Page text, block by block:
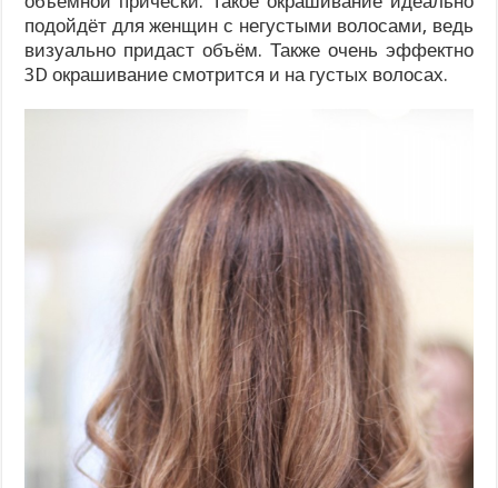
подойдёт для женщин с негустыми волосами, ведь
визуально придаст объём. Также очень эффектно
3D окрашивание смотрится и на густых волосах.